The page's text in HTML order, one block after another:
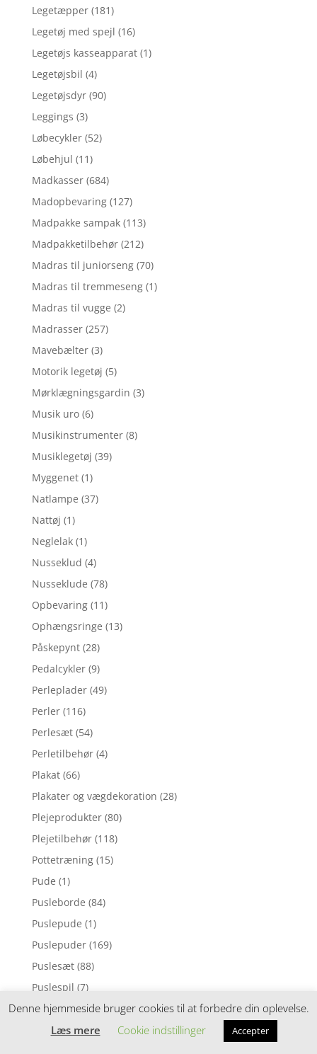
Legetæpper (181)
Legetøj med spejl (16)
Legetøjs kasseapparat (1)
Legetøjsbil (4)
Legetøjsdyr (90)
Leggings (3)
Løbecykler (52)
Løbehjul (11)
Madkasser (684)
Madopbevaring (127)
Madpakke sampak (113)
Madpakketilbehør (212)
Madras til juniorseng (70)
Madras til tremmeseng (1)
Madras til vugge (2)
Madrasser (257)
Mavebælter (3)
Motorik legetøj (5)
Mørklægningsgardin (3)
Musik uro (6)
Musikinstrumenter (8)
Musiklegetøj (39)
Myggenet (1)
Natlampe (37)
Nattøj (1)
Neglelak (1)
Nusseklud (4)
Nusseklude (78)
Opbevaring (11)
Ophængsringe (13)
Påskepynt (28)
Pedalcykler (9)
Perleplader (49)
Perler (116)
Perlesæt (54)
Perletilbehør (4)
Plakat (66)
Plakater og vægdekoration (28)
Plejeprodukter (80)
Plejetilbehør (118)
Pottetræning (15)
Pude (1)
Pusleborde (84)
Puslepude (1)
Puslepuder (169)
Puslesæt (88)
Puslespil (7)
Pusletaske (53)
Pusletasker (158)
Denne hjemmeside bruger cookies til at forbedre din oplevelse.
Læs mere
Cookie indstillinger Accepter